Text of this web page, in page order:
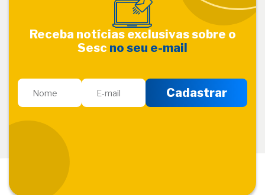
Receba notícias exclusivas sobre o
Sesc no seu e-mail